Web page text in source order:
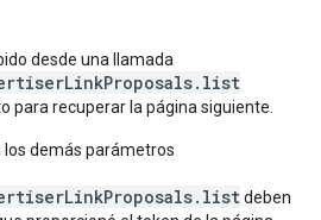
desde una llamada
para recuperar la página siguiente.
los demás parámetros
deben